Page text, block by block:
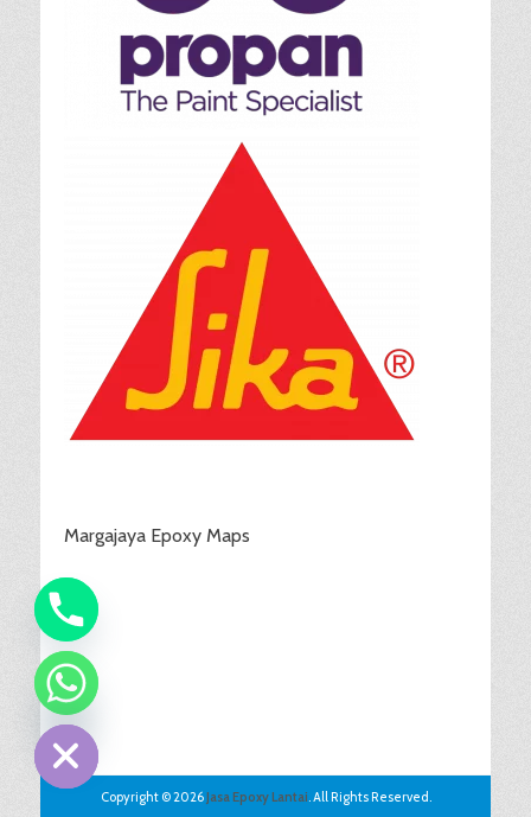
Margajaya Epoxy Maps
Copyright © 2026Jasa Epoxy Lantai . All Rights Reserved.
Hide
chaty